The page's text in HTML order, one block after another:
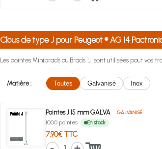
Clous de type J pour Peugeot ® AG 14
Les pointes Minibrads ou Brads "J" sont utilisées pour vos
Matière : Toutes Galvanisé Inox
Pointes J 15 mm GALVA GALVANISÉ
1000 pointes En stock
7.90€ TTC